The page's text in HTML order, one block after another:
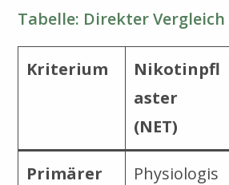
Tabelle: Direkter Vergleich
Kriterium
Nikotinpfl
aster
(NET)
Primärer
Physiologis